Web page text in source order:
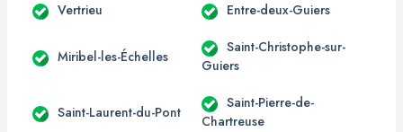
Vertrieu Entre-deux-Guiers
Miribel-les-Échelles
Saint-Christophe-sur-
Guiers
Saint-Laurent-du-Pont
Saint-Pierre-de-
Chartreuse